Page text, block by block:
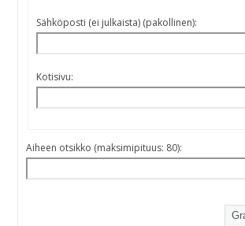
Sähköposti (ei julkaista) (pakollinen):
Kotisivu:
Aiheen otsikko (maksimipituus: 80):